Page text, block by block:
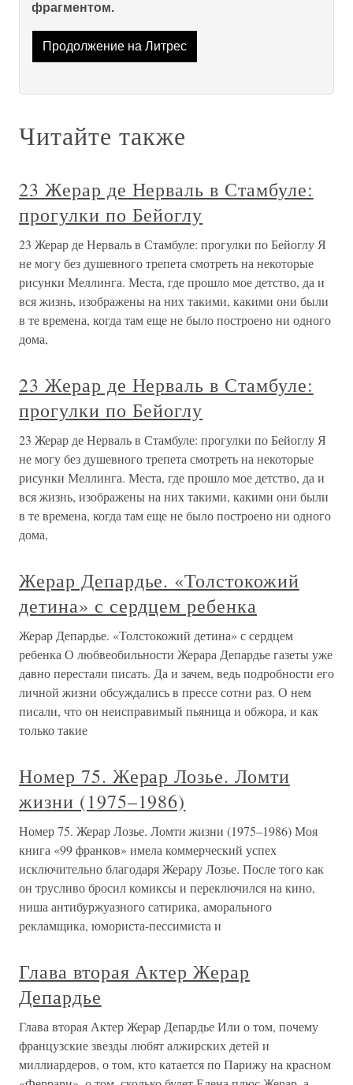
фрагментом.
Продолжение на Литрес
Читайте также
23 Жерар де Нерваль в Стамбуле:
прогулки по Бейоглу
23 Жерар де Нерваль в Стамбуле: прогулки по Бейоглу Я
не могу без душевного трепета смотреть на некоторые
рисунки Меллинга. Места, где прошло мое детство, да и
вся жизнь, изображены на них такими, какими они были
в те времена, когда там еще не было построено ни одного
дома,
23 Жерар де Нерваль в Стамбуле:
прогулки по Бейоглу
23 Жерар де Нерваль в Стамбуле: прогулки по Бейоглу Я
не могу без душевного трепета смотреть на некоторые
рисунки Меллинга. Места, где прошло мое детство, да и
вся жизнь, изображены на них такими, какими они были
в те времена, когда там еще не было построено ни одного
дома,
Жерар Депардье. «Толстокожий
детина» с сердцем ребенка
Жерар Депардье. «Толстокожий детина» с сердцем
ребенка О любвеобильности Жерара Депардье газеты уже
давно перестали писать. Да и зачем, ведь подробности его
личной жизни обсуждались в прессе сотни раз. О нем
писали, что он неисправимый пьяница и обжора, и как
только такие
Номер 75. Жерар Лозье. Ломти
жизни (1975–1986)
Номер 75. Жерар Лозье. Ломти жизни (1975–1986) Моя
книга «99 франков» имела коммерческий успех
исключительно благодаря Жерару Лозье. После того как
он трусливо бросил комиксы и переключился на кино,
ниша антибуржуазного сатирика, аморального
рекламщика, юмориста-пессимиста и
Глава вторая Актер Жерар
Депардье
Глава вторая Актер Жерар Депардье Или о том, почему
французские звезды любят алжирских детей и
миллиардеров, о том, кто катается по Парижу на красном